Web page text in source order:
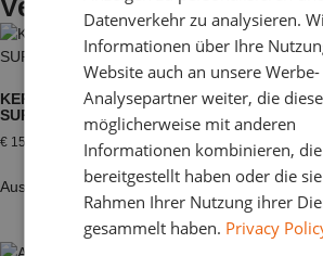
Verwandte Produkte
KERAMISCHER GIPS – G
SUPER
€ 15,81 140,53
Ausführung wählen
€15,22 (€
In den
Datenverkehr zu analysieren.
Informationen über Ihre
Website auch an unsere
Analysepartner weiter, die diese
möglicherweise mit anderen
Informationen kombinieren,
bereitgestellt haben oder die
Rahmen Ihrer Nutzung ihrer
gesammelt haben. Privacy